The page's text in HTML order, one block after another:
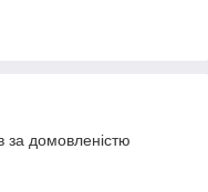
за домовленістю